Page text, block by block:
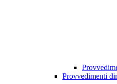
Provvedimenti